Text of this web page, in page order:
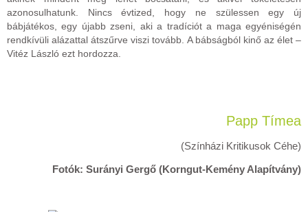
azonosulhatunk. Nincs évtized, hogy ne szülessen egy új
bábjátékos, egy újabb zseni, aki a tradíciót a maga egyéniségén
rendkívüli alázattal átszűrve viszi tovább. A bábságból kinő az élet –
Vitéz László ezt hordozza.
Papp Tímea
(Színházi Kritikusok Céhe)
Fotók: Surányi Gergő (Korngut-Kemény Alapítvány)